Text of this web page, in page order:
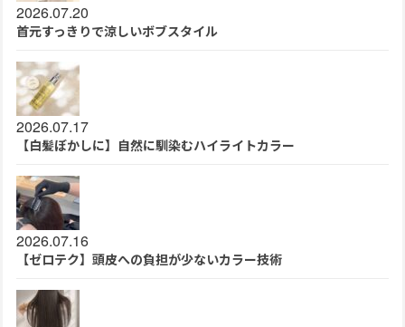
2026.07.20
首元すっきりで涼しいボブスタイル
2026.07.17
【白髪ぼかしに】自然に馴染むハイライトカラー
2026.07.16
【ゼロテク】頭皮への負担が少ないカラー技術